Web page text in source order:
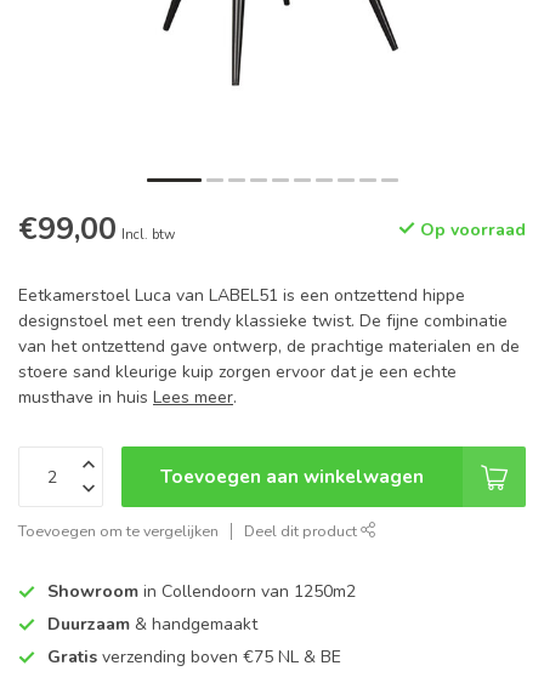
€99,00 Incl. btw Op voorraad
Eetkamerstoel Luca van LABEL51 is een ontzettend hippe
designstoel met een trendy klassieke twist. De fijne combinatie
van het ontzettend gave ontwerp, de prachtige materialen en de
stoere sand kleurige kuip zorgen ervoor dat je een echte
musthave in huis Lees meer.
Toevoegen aan winkelwagen
Toevoegen om te vergelijken Deel dit product
Showroom in Collendoorn van 1250m2
Duurzaam & handgemaakt
Gratis verzending boven €75 NL & BE